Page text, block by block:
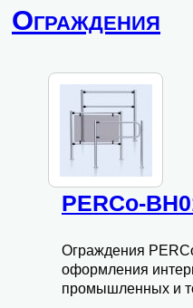
Ограждения
PERCo-
Ограждения
оформления
промышленных и